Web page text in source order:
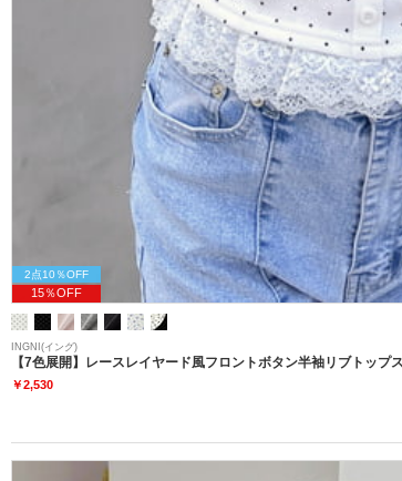
2点10％OFF
15％OFF
INGNI(イング)
【7色展開】レースレイヤード風フロントボタン半袖リブトップ
￥2,530